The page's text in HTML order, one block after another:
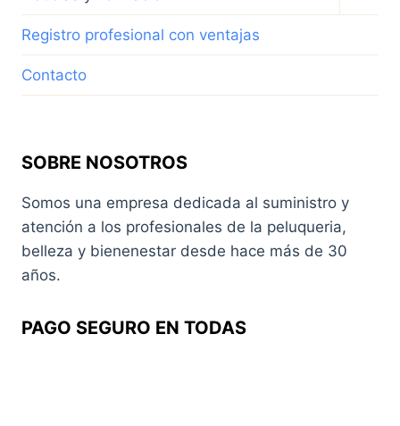
menú
Registro profesional con ventajas
Contacto
SOBRE NOSOTROS
Somos una empresa dedicada al suministro y
atención a los profesionales de la peluqueria,
belleza y bienenestar desde hace más de 30
años.
PAGO SEGURO EN TODAS